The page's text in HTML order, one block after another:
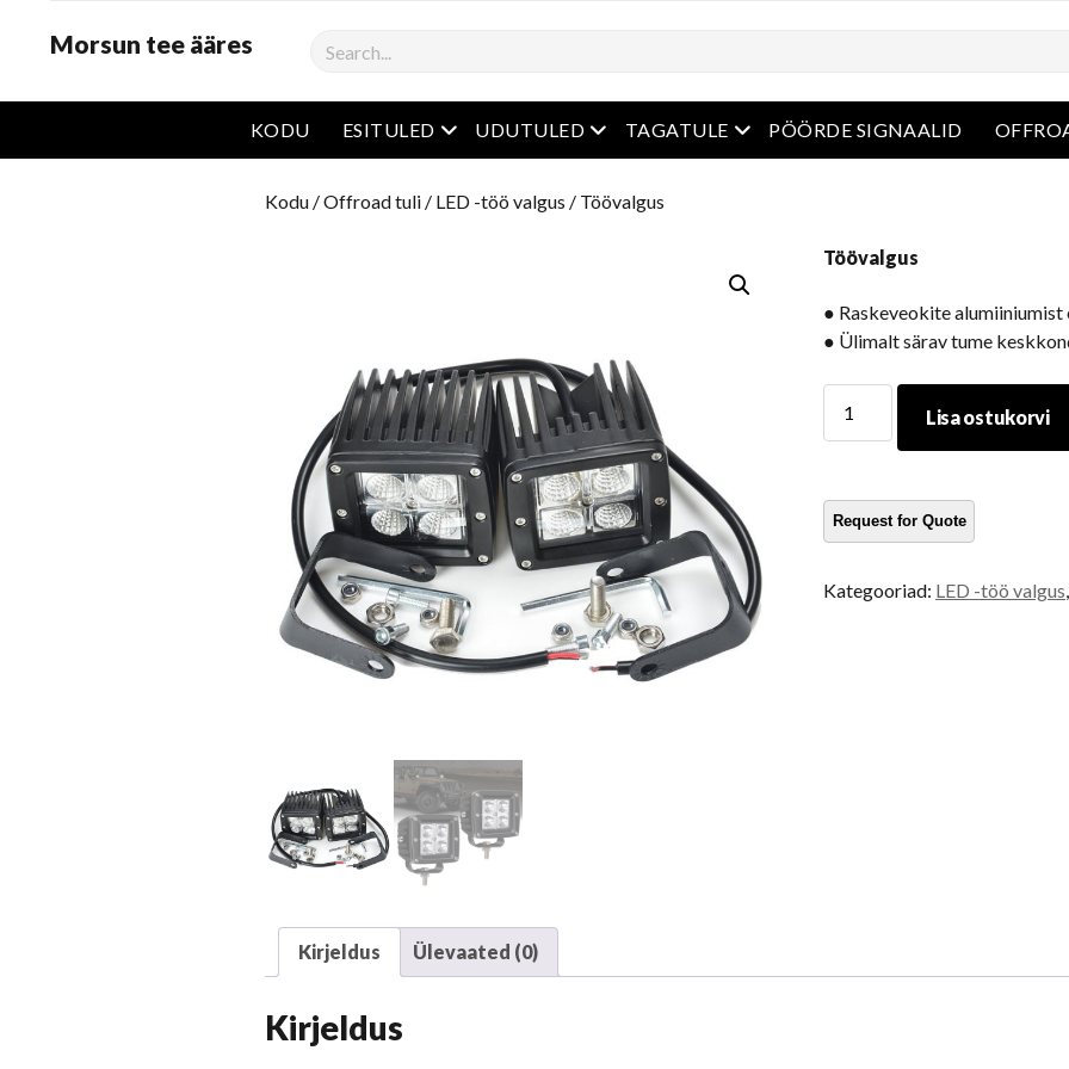
Morsun tee ääres Otsima
KODU ESITULED avatud menüü
UDUTULED avatud menüü
TAGATULE avatud menüü
PÖÖRDE SIGNAALID
Kodu /Offroad tuli / LED -töö valgus / Töövalgus
Töövalgus
● Raskeveokite
● Ülimalt särav tume
kogus
Lisa ostukorvi
Kategooriad: LED -töö valgus,
Kirjeldus Ülevaated (0)
Kirjeldus